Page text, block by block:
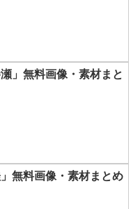
」無料画像・素材まと
無料画像・素材まとめ